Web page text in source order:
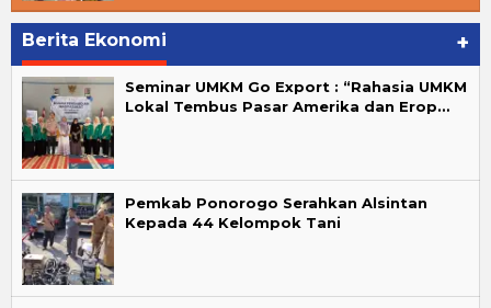
Berita Ekonomi +
Seminar UMKM Go Export : “Rahasia UMKM
Lokal Tembus Pasar Amerika dan Erop…
Pemkab Ponorogo Serahkan Alsintan
Kepada 44 Kelompok Tani